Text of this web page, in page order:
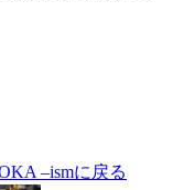
–ismに戻る